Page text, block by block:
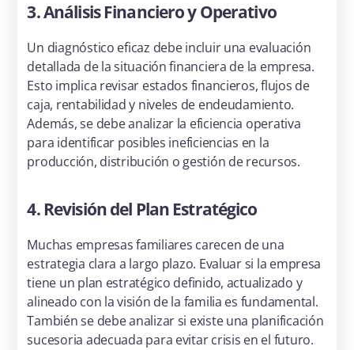
3. Análisis Financiero y Operativo
Un diagnóstico eficaz debe incluir una evaluación
detallada de la situación financiera de la empresa.
Esto implica revisar estados financieros, flujos de
caja, rentabilidad y niveles de endeudamiento.
Además, se debe analizar la eficiencia operativa
para identificar posibles ineficiencias en la
producción, distribución o gestión de recursos.
4. Revisión del Plan Estratégico
Muchas empresas familiares carecen de una
estrategia clara a largo plazo. Evaluar si la empresa
tiene un plan estratégico definido, actualizado y
alineado con la visión de la familia es fundamental.
También se debe analizar si existe una planificación
sucesoria adecuada para evitar crisis en el futuro.